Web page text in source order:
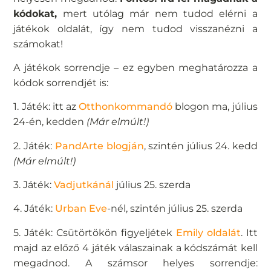
kódokat, mert utólag már nem tudod elérni a
játékok oldalát, így nem tudod visszanézni a
számokat!
A játékok sorrendje – ez egyben meghatározza a
kódok sorrendjét is:
1. Játék: itt azOtthonkommandó blogon ma, július
24-én, kedden (Már elmúlt!)
2. Játék: PandArte blogján, szintén július 24. kedd
(Már elmúlt!)
3. Játék:Vadjutkánál július 25. szerda
4. Játék: Urban Eve-nél, szintén július 25. szerda
5. Játék: Csütörtökön figyeljétek Emily oldalát. Itt
majd az előző 4 játék válaszainak a kódszámát kell
megadnod. A számsor helyes sorrendje: